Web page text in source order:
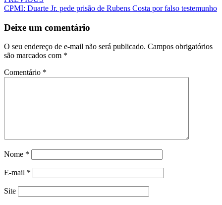
CPMI: Duarte Jr. pede prisão de Rubens Costa por falso testemunho
Deixe um comentário
O seu endereço de e-mail não será publicado. Campos obrigatórios
são marcados com *
Comentário *
Nome *
E-mail *
Site